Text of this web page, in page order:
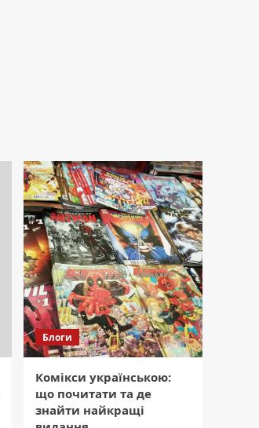
Блоги
Комікси українською:
що почитати та де
знайти найкращі